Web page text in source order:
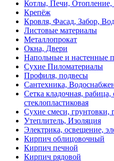
Котлы, Печи,
Крепёж
Кровля, Фасад, Забор,
Листовые материалы
Металлопрокат
Окна, Двери
Напольные и настенные
Сухие Пиломатериалы
Профиля, подвесы
Сантехника,
Сетка кладочная, рабица,
стеклопластиковая
Сухие смеси, грунтовки,
Утеплитель, Изоляция
Электрика, освещение,
Кирпич облицовочный
Кирпич печной
Кирпич рядовой